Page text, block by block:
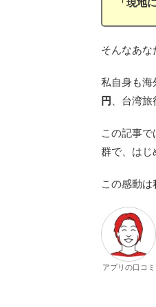
そんなあな
私自身も海
円、台湾旅
この記事で
群で、はじ
この感動は
アプリの口コミ